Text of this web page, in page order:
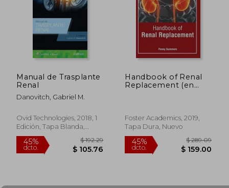
$ 23.39
Manual de Trasplante
Renal
Danovitch, Gabriel M.
Ovid Technologies, 2018, 1
Edición, Tapa Blanda,
Nuevo
Handbook of Renal
Replacement (en
Foster Academics, 2019,
Tapa Dura, Nuevo